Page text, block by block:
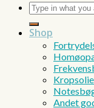
Søg
efter:
Shop
Andet